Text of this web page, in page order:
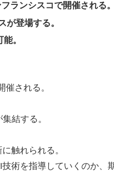
ランシスコで開催される。
登場する。
。
される。
結する。
触れられる。
術を指導していくのか、